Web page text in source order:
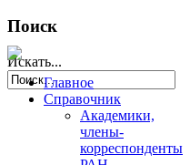
Поиск
Искать...
Главное
Справочник
Академики,
члены-
корреспонденты